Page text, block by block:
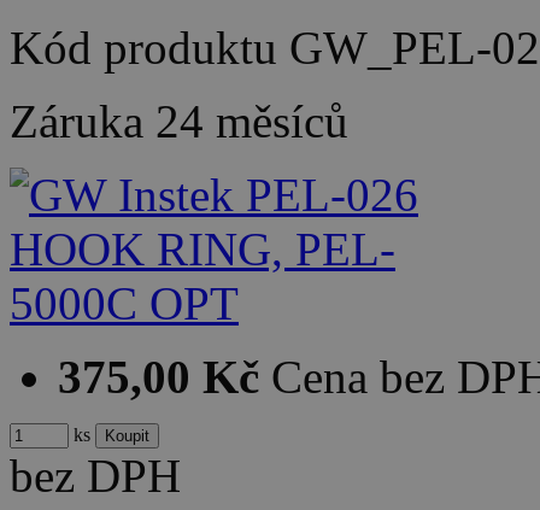
Kód produktu GW_PEL-
Záruka 24 měsíců
375,00 Kč Cena bez
ks
bez DPH